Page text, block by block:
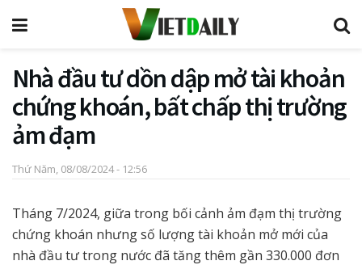
Nhà đầu tư dồn dập mở tài khoản
chứng khoán, bất chấp thị trường
ảm đạm
Thứ Năm, 08/08/2024 - 12:56
Tháng 7/2024, giữa trong bối cảnh ảm đạm thị trường
chứng khoán nhưng số lượng tài khoản mở mới của
nhà đầu tư trong nước đã tăng thêm gần 330.000 đơn